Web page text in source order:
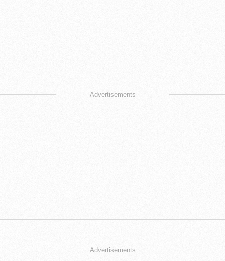
Advertisements
Advertisements